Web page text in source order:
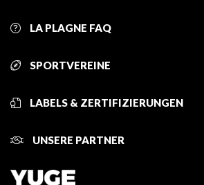
LA PLAGNE FAQ
SPORTVEREINE
LABELS & ZERTIFIZIERUNGEN
UNSERE PARTNER